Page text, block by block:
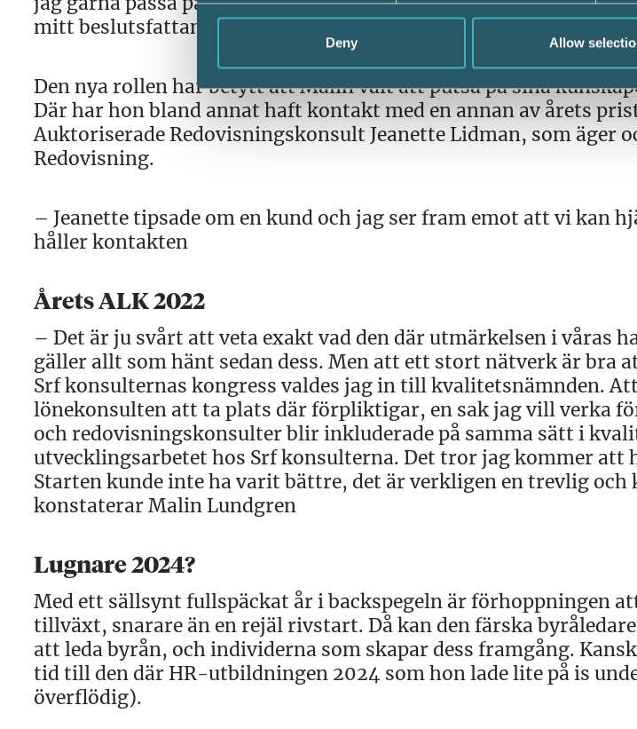
Deny Allow
mitt beslutsfattande, konstaterar Malin Lundgren.
Den nya rollen har betytt att Malin valt att putsa på sina
Där har hon bland annat haft kontakt med en annan av årets
Auktoriserade Redovisningskonsult Jeanette Lidman, som äger
Redovisning.
– Jeanette tipsade om en kund och jag ser fram emot att vi kan
håller kontakten
Årets ALK 2022
– Det är ju svårt att veta exakt vad den där utmärkelsen i våras
gäller allt som hänt sedan dess. Men att ett stort nätverk är bra
Srf konsulternas kongress valdes jag in till kvalitetsnämnden.
lönekonsulten att ta plats där förpliktigar, en sak jag vill verka
och redovisningskonsulter blir inkluderade på samma sätt i
utvecklingsarbetet hos Srf konsulterna. Det tror jag kommer att
Starten kunde inte ha varit bättre, det är verkligen en trevlig och
konstaterar Malin Lundgren
Lugnare 2024?
Med ett sällsynt fullspäckat år i backspegeln är förhoppningen
tillväxt, snarare än en rejäl rivstart. Då kan den färska
att leda byrån, och individerna som skapar dess framgång.
tid till den där HR-utbildningen 2024 som hon lade lite på is
överflödig).